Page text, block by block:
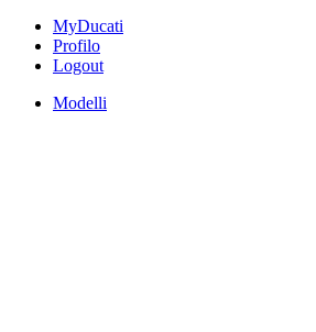
MyDucati
Profilo
Logout
Modelli